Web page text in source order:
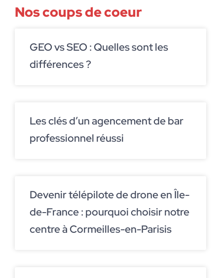
Nos coups de coeur
GEO vs SEO : Quelles sont les
différences ?
Les clés d’un agencement de bar
professionnel réussi
Devenir télépilote de drone en Île-
de-France : pourquoi choisir notre
centre à Cormeilles-en-Parisis